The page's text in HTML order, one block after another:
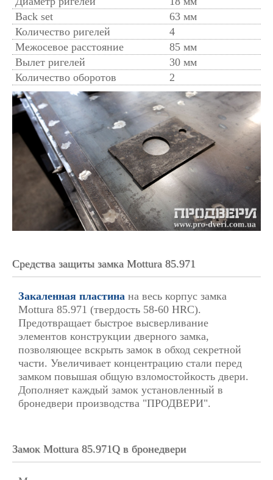
Back set
63 мм
Количество ригелей
4
Межосевое расстояние
85 мм
Вылет ригелей
30 мм
Количество оборотов
2
Средства защиты замка Mottura 85.971
Закаленная пластина на весь корпус замка
Mottura 85.971 (твердость 58-60 HRC).
Предотвращает быстрое высверливание
элементов конструкции дверного замка,
позволяющее вскрыть замок в обход секретной
части. Увеличивает концентрацию стали перед
замком повышая общую взломостойкость двери.
Дополняет каждый замок установленный в
бронедвери производства "ПРОДВЕРИ".
Замок Mottura 85.971Q в бронедвери